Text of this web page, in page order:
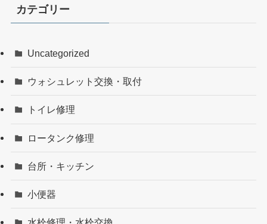
カテゴリー
Uncategorized
ウォシュレット交換・取付
トイレ修理
ロータンク修理
台所・キッチン
小便器